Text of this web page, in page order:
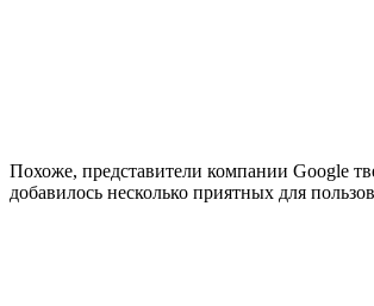
Похоже, представители компании Google
добавилось несколько приятных для